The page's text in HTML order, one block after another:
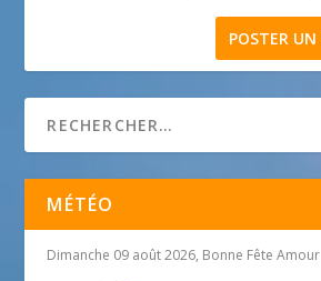
MÉTÉO
Dimanche 09 août 2026, Bonne Fête Amour